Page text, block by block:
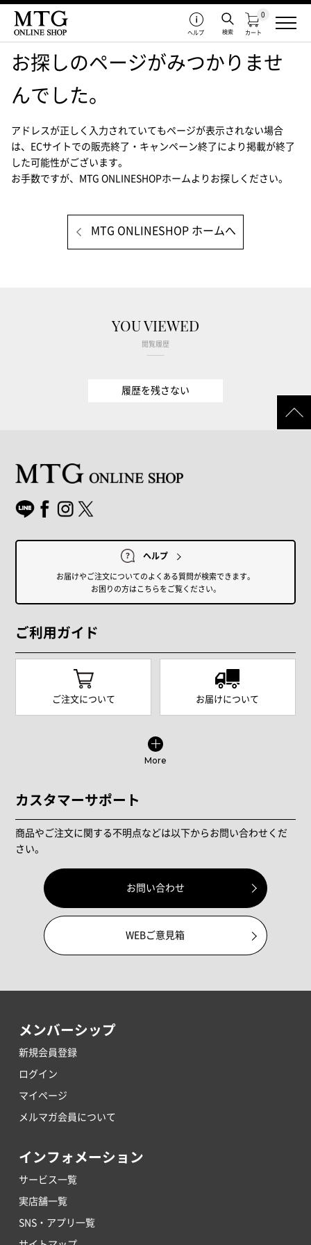
カート
0
検索
ヘルプ
お探しのページがみつかりませ
んでした。
アドレスが正しく入力されていてもページが表示されない場合
は、
ECサイトでの販売終了・キャンペーン終了により掲載が終了
した可能性がございます。
お手数ですが、MTG ONLINESHOPホームよりお探しください。
MTG ONLINESHOP ホームへ
YOU VIEWED
閲覧履歴
履歴を残さない
ヘルプ
お届けやご注文についてのよくある質問が検索できます。
お困りの方はこちらをご覧ください。
ご利用ガイド
ご注文について お届けについて
More
カスタマーサポート
商品やご注文に関する不明点などは以下からお問い合わせくだ
さい。
お問い合わせ
WEBご意見箱
メンバーシップ
新規会員登録
ログイン
マイページ
メルマガ会員について
インフォメーション
サービス一覧
実店舗一覧
SNS・アプリ一覧